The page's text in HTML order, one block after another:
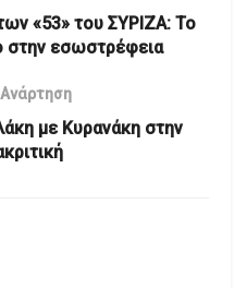
«53» του ΣΥΡΙΖΑ: Το
στην εσωστρέφεια
με Κυρανάκη στην